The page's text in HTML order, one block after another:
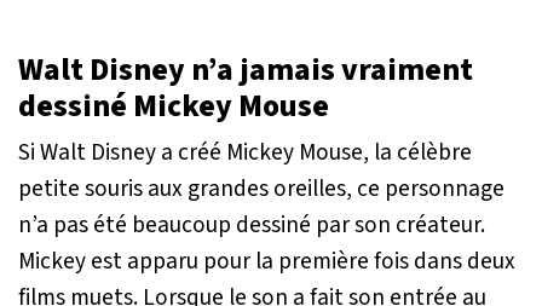
Walt Disney n’a jamais vraiment
dessiné Mickey Mouse
Si Walt Disney a créé Mickey Mouse, la célèbre
petite souris aux grandes oreilles, ce personnage
n’a pas été beaucoup dessiné par son créateur.
Mickey est apparu pour la première fois dans deux
films muets. Lorsque le son a fait son entrée au